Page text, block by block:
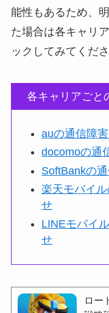
能性もあるため、
た場合は各キャリ
ックしてみてくださ
各キャリアごと
auの通信障
docomoの通
SoftBankの
楽天モバイ
せ
LINEモバイ
せ
ロー